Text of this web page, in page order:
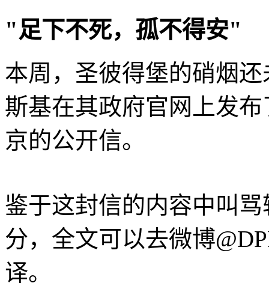
"足下不死，孤不得安"
本周，圣彼得堡的硝烟
斯基在其政府官网上发
京的公开信。
鉴于这封信的内容中叫
分，全文可以去微博
译。